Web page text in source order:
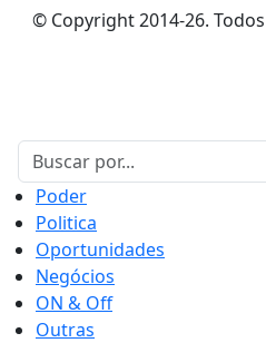
© Copyright 2014-26.
Poder
Politica
Oportunidades
Negócios
ON & Off
Outras